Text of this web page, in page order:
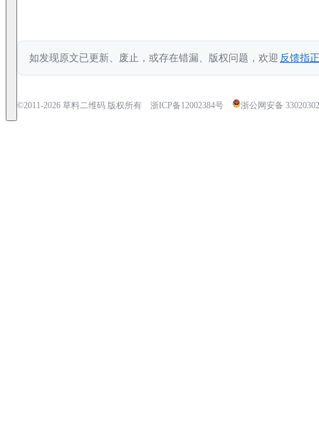
如发现原文已更新、废止，或存在错漏、版权问题，欢迎 反馈指正
©2011-2026 草料二维码 版权所有 浙ICP备12002384号 浙公网安备